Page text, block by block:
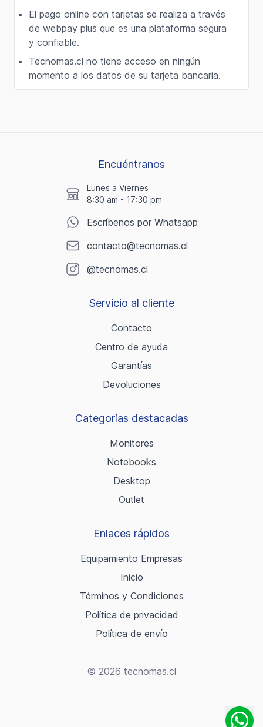
El pago online con tarjetas se realiza a través
de webpay plus que es una plataforma segura
y confiable.
Tecnomas.cl no tiene acceso en ningún
momento a los datos de su tarjeta bancaria.
Encuéntranos
Lunes a Viernes
8:30 am - 17:30 pm
Escríbenos por Whatsapp
contacto@tecnomas.cl
@tecnomas.cl
Servicio al cliente
Contacto
Centro de ayuda
Garantías
Devoluciones
Categorías destacadas
Monitores
Notebooks
Desktop
Outlet
Enlaces rápidos
Equipamiento Empresas
Inicio
Términos y Condiciones
Política de privacidad
Política de envío
© 2026 tecnomas.cl